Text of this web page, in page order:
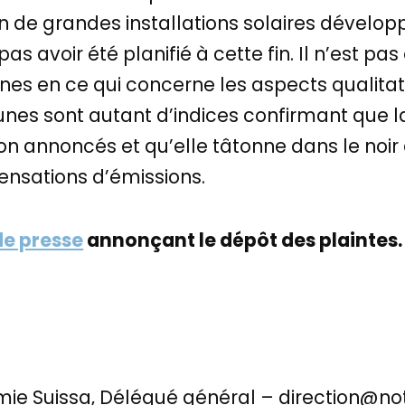
grandes installations solaires
avoir été planifié à cette fin. Il n’est
en ce qui concerne les aspects
sont autant d’indices confirmant que
annoncés et qu’elle tâtonne dans le
d’émissions.
presseannonçant le dépôt des
Suissa, Délégué général –